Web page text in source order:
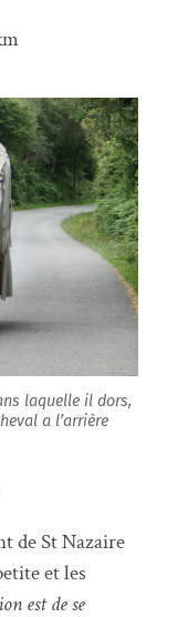
laquelle il dors,
a l’arrière
de St Nazaire
et les
est de se